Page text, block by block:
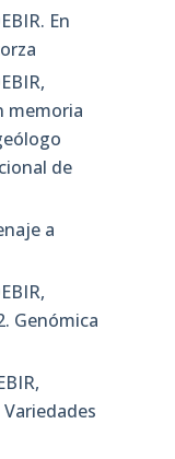
En
memoria
de
a
Genómica